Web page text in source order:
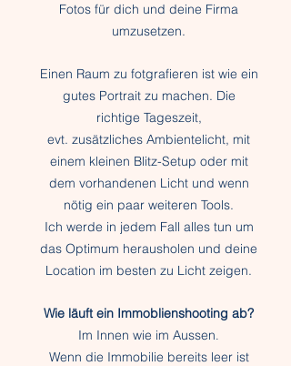
Fotos für dich und deine Firma
umzusetzen.
Einen Raum zu fotgrafieren ist wie ein
gutes Portrait zu machen. Die
richtige Tageszeit,
evt. zusätzliches Ambientelicht, mit
einem kleinen Blitz-Setup oder mit
dem vorhandenen Licht und wenn
nötig ein paar weiteren Tools.
Ich werde in jedem Fall alles tun um
das Optimum herausholen und deine
Location im besten zu Licht zeigen.
Wie läuft ein Immoblienshooting ab?
Im Innen wie im Aussen
Wenn die Immobilie bereits leer ist